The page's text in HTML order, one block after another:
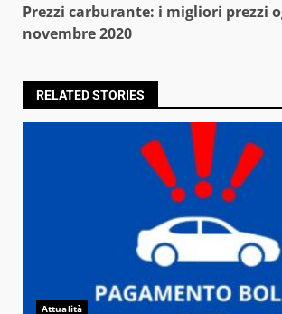
Prezzi carburante: i migliori prezzi
novembre 2020
RELATED STORIES
Attualità